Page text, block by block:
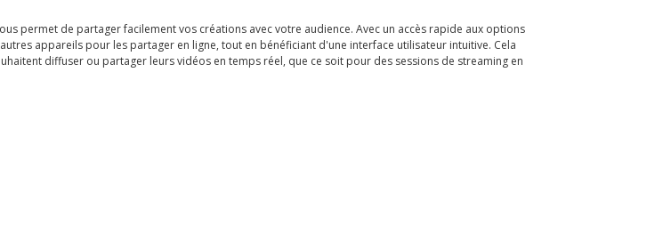
permet de partager facilement vos créations avec votre audience. Avec un accès rapide aux options
appareils pour les partager en ligne, tout en bénéficiant d'une interface utilisateur intuitive. Cela
diffuser ou partager leurs vidéos en temps réel, que ce soit pour des sessions de streaming en